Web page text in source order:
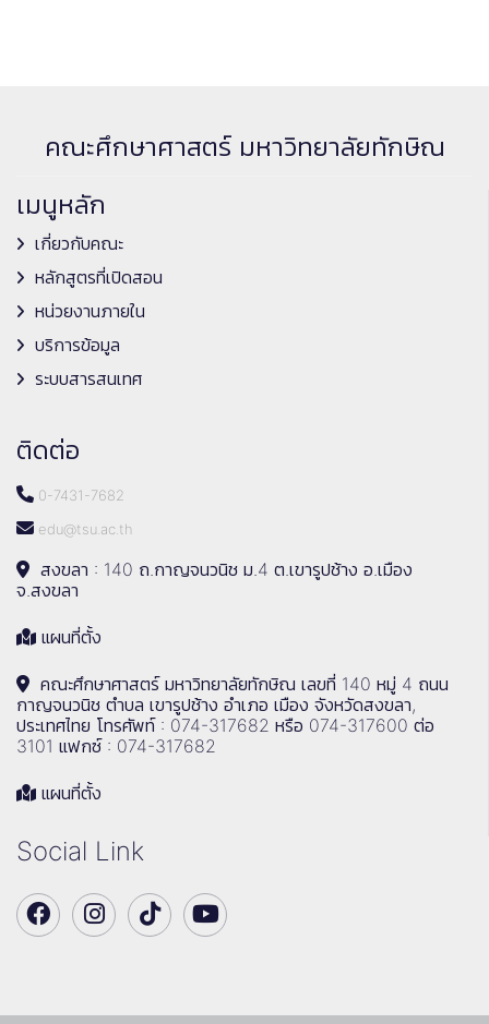
คณะศึกษาศาสตร์ มหาวิทยาลัยทักษิณ
เมนูหลัก
เกี่ยวกับคณะ
หลักสูตรที่เปิดสอน
หน่วยงานภายใน
บริการข้อมูล
ระบบสารสนเทศ
ติดต่อ
0-7431-7682
edu@tsu.ac.th
สงขลา : 140 ถ.กาญจนวนิช ม.4 ต.เขารูปช้าง อ.เมือง
จ.สงขลา
แผนที่ตั้ง
คณะศึกษาศาสตร์ มหาวิทยาลัยทักษิณ เลขที่ 140 หมู่ 4 ถนน
กาญจนวนิช ตำบล เขารูปช้าง อำเภอ เมือง จังหวัดสงขลา,
ประเทศไทย โทรศัพท์ : 074-317682 หรือ 074-317600 ต่อ
3101 แฟกซ์ : 074-317682
แผนที่ตั้ง
Social Link